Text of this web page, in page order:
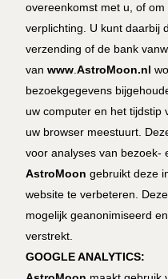
overeenkomst met u, of
verplichting. U kunt daarbij
verzending of de bank
van www.AstroMoon.nl
bezoekgegevens
uw computer en het tijdstip
uw browser meestuurt.
voor analyses van bezoek-
AstroMoon gebruikt deze
website te verbeteren.
mogelijk geanonimiseerd
verstrekt.
GOOGLE ANALYTICS: